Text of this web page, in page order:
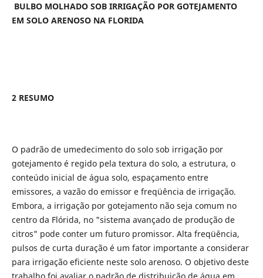
BULBO MOLHADO SOB IRRIGAÇÃO POR GOTEJAMENTO
EM SOLO ARENOSO NA FLORIDA
2 RESUMO
O padrão de umedecimento do solo sob irrigação por
gotejamento é regido pela textura do solo, a estrutura, o
conteúdo inicial de água solo, espaçamento entre
emissores, a vazão do emissor e freqüência de irrigação.
Embora, a irrigação por gotejamento não seja comum no
centro da Flórida, no "sistema avançado de produção de
citros" pode conter um futuro promissor. Alta freqüência,
pulsos de curta duração é um fator importante a considerar
para irrigação eficiente neste solo arenoso. O objetivo deste